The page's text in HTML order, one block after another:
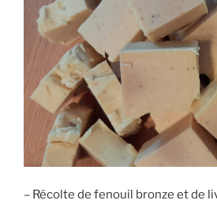
– Récolte de fenouil bronze et de